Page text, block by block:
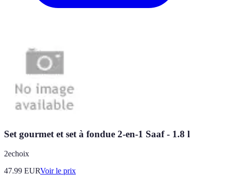
Set gourmet et set à fondue 2-en-1 Saaf - 1.8 l
2echoix
47.99 EURVoir le prix